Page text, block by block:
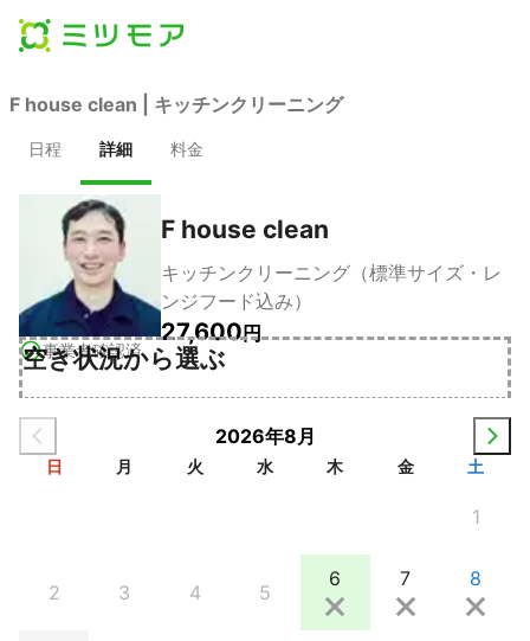
F house clean | キッチンクリーニング
日程 詳細 料金
事業者確認済
F house clean
キッチンクリーニング（標準サイズ・レ
ンジフード込み）
27,600円
空き状況から選ぶ
2026年8月
日 月 火 水 木 金 土
1
2 3 4 5
6 7 8